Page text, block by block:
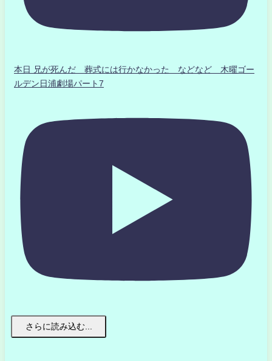
本日 兄が死んだ 葬式には行かなかった などなど 木曜ゴー
ルデン日浦劇場パート7
さらに読み込む...